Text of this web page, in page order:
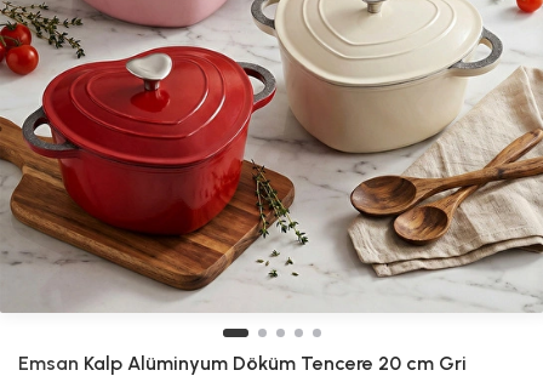
Emsan Kalp Alüminyum Döküm Tencere 20 cm Gri